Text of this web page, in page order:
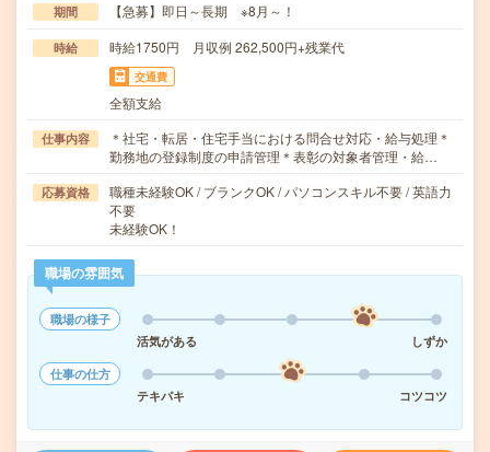
期間 【急募】即日～長期 ※8月～！
時給 時給1750円 月収例 262,500円+残業代
交通費
全額支給
仕事内容
＊社宅・転居・住宅手当における問合せ対応・給与処理＊
勤務地の登録制度の申請管理＊表彰の対象者管理・給…
応募資格
職種未経験OK / ブランクOK / パソコンスキル不要 / 英語力
不要
未経験OK！
職場の雰囲気
職場の様子
活気がある
しずか
仕事の仕方
テキパキ
コツコツ